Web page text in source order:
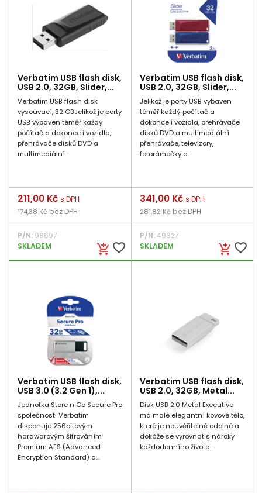
Verbatim USB flash disk,
USB 2.0, 32GB, Slider,...
Verbatim USB flash disk
vysouvací, 32 GBJelikož je porty
USB vybaven téměř každý
počítač a dokonce i vozidla,
přehrávače disků DVD a
multimediální...
add_shopping_cart favorite_border
Cena
211,00 Kč s DPH
174,38 Kč bez DPH
P/N: 98697
SKLADEM
Verbatim USB flash disk,
USB 2.0, 32GB, Slider,...
Jelikož je porty USB vybaven
téměř každý počítač a
dokonce i vozidla, přehrávače
disků DVD a multimediální
přehrávače, televizory,
fotorámečky a...
add_shopping_cart favorite_border
Cena
341,00 Kč s DPH
281,82 Kč bez DPH
P/N:49327
SKLADEM
Verbatim USB flash disk,
USB 3.0 (3.2 Gen 1),...
Jednotka Store n Go Secure Pro
společnosti Verbatim
disponuje 256bitovým
hardwarovým šifrováním
Premium AES (Advanced
Encryption Standard) a...
Verbatim USB flash disk,
USB 2.0, 32GB, Metal...
Disk USB 2.0 Metal Executive
má malé elegantní kovové tělo,
které je neuvěřitelně odolné a
dokáže se vyrovnat s nároky
každodenního života....